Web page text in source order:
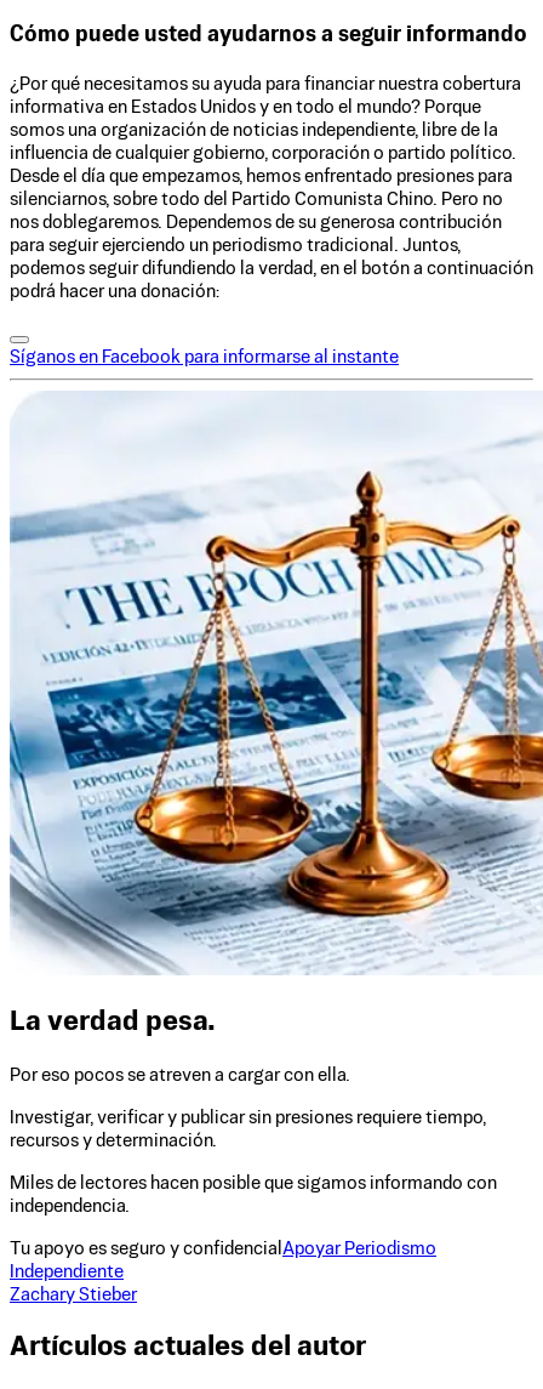
Cómo puede usted ayudarnos a seguir informando
¿Por qué necesitamos su ayuda para financiar nuestra cobertura
informativa en Estados Unidos y en todo el mundo? Porque
somos una organización de noticias independiente, libre de la
influencia de cualquier gobierno, corporación o partido político.
Desde el día que empezamos, hemos enfrentado presiones para
silenciarnos, sobre todo del Partido Comunista Chino. Pero no
nos doblegaremos. Dependemos de su generosa contribución
para seguir ejerciendo un periodismo tradicional. Juntos,
podemos seguir difundiendo la verdad, en el botón a continuación
podrá hacer una donación:
Síganos en Facebook para informarse al instante
La verdad pesa.
Por eso pocos se atreven a cargar con ella.
Investigar, verificar y publicar sin presiones requiere tiempo,
recursos y determinación.
Miles de lectores hacen posible que sigamos informando con
independencia.
Tu apoyo es seguro y confidencial Apoyar Periodismo
Independiente
Zachary Stieber
Artículos actuales del autor